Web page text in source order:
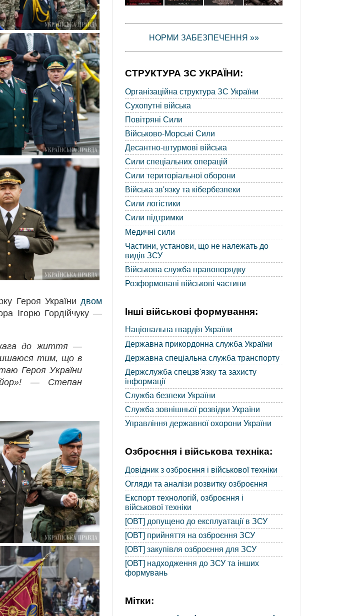
Героя України двом
Ігорю Гордійчуку —
жага до життя —
Пишаюся тим, що в
Героя України
— Степан
НОРМИ ЗАБЕЗПЕЧЕННЯ »»
СТРУКТУРА ЗС УКРАЇНИ:
Організаційна структура ЗС України
Сухопутні війська
Повітряні Сили
Військово-Морські Сили
Десантно-штурмові війська
Сили спеціальних операцій
Сили територіальної оборони
Війська зв'язку та кібербезпеки
Сили логістики
Сили підтримки
Медичні сили
Частини, установи, що не належать до
видів ЗСУ
Військова служба правопорядку
Розформовані військові частини
Інші військові формування:
Національна гвардія України
Державна прикордонна служба України
Державна спеціальна служба транспорту
Держслужба спецзв'язку та захисту
інформації
Служба безпеки України
Служба зовнішньої розвідки України
Управління державної охорони України
Озброєння і військова техніка:
Довідник з озброєння і військової техніки
Огляди та аналізи розвитку озброєння
Експорт технологій, озброєння і
військової техніки
[ОВТ] допущено до експлуатації в ЗСУ
[ОВТ] прийняття на озброєння ЗСУ
[ОВТ] закупівля озброєння для ЗСУ
[ОВТ] надходження до ЗСУ та інших
формувань
Мітки: